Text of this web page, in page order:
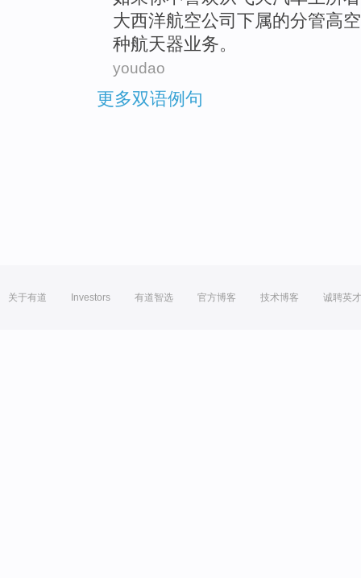
大西洋航空公司 下属的分管高
种航天器业务。
youdao
更多双语例句
关于有道 Investors 有道智选 官方博客 技术博客 诚聘英才